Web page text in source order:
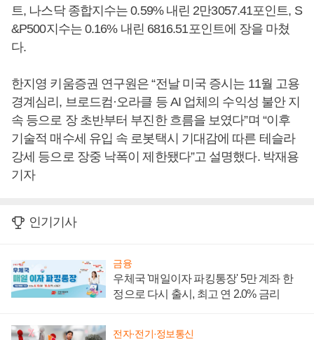
트, 나스닥 종합지수는 0.59% 내린 2만3057.41포인트, S
&P500지수는 0.16% 내린 6816.51포인트에 장을 마쳤
다.
한지영 키움증권 연구원은 “전날 미국 증시는 11월 고용
경계심리, 브로드컴·오라클 등 AI 업체의 수익성 불안 지
속 등으로 장 초반부터 부진한 흐름을 보였다”며 “이후
기술적 매수세 유입 속 로봇택시 기대감에 따른 테슬라
강세 등으로 장중 낙폭이 제한됐다”고 설명했다. 박재용
기자
인기기사
금융
우체국 '매일이자 파킹통장' 5만 계좌 한
정으로 다시 출시, 최고 연 2.0% 금리
전자·전기·정보통신